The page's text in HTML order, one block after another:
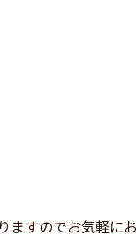
ますのでお気軽に